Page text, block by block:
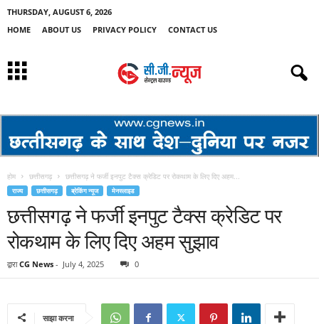
THURSDAY, AUGUST 6, 2026
HOME
ABOUT US PRIVACY POLICY CONTACT US
होम छत्तीसगढ़ छत्तीसगढ़ ने फर्जी इनपुट टैक्स क्रेडिट पर रोकथाम के लिए दिए अहम...
राज्य छत्तीसगढ़ ब्रेकिंग न्यूज मेनस्लाइड
छत्तीसगढ़ ने फर्जी इनपुट टैक्स क्रेडिट पर
रोकथाम के लिए दिए अहम सुझाव
द्वारा CG News - July 4, 2025 0
साझा करना